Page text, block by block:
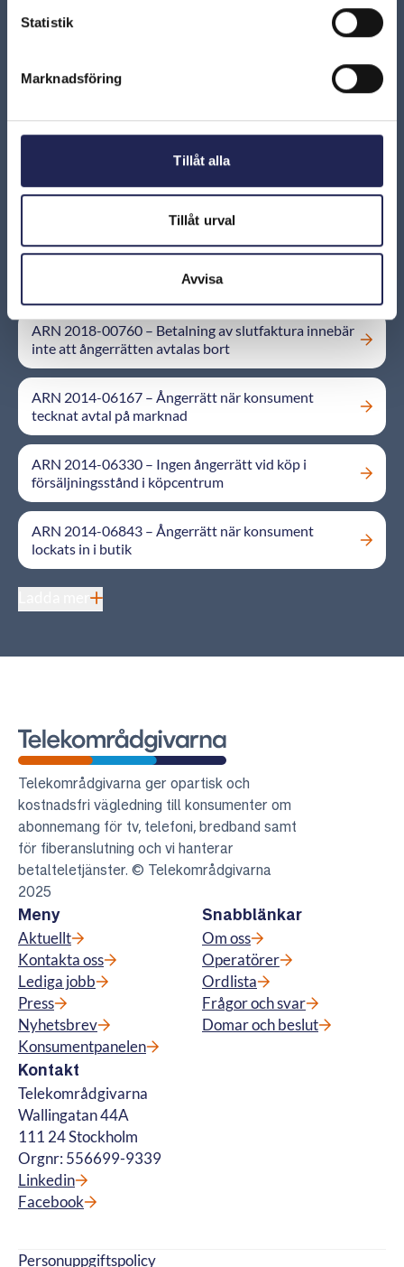
Statistik
Marknadsföring
Tillåt alla
Tillåt urval
Avvisa
Tackat ja till avtal på telefon?
​Nya uppföranderegler ger enskilda firmor ångerrätt
ARN beslut
ARN 2015-02915 – Ångerrätt trots vissa uppgifter
med privatperson via elektronisk signering
ARN 2018-00760 – Betalning av slutfaktura innebär
inte att ångerrätten avtalas bort
ARN 2014-06167 – Ångerrätt när konsument
tecknat avtal på marknad
ARN 2014-06330 – Ingen ångerrätt vid köp i
försäljningsstånd i köpcentrum
ARN 2014-06843 – Ångerrätt när konsument
lockats in i butik
Telekområdgivarna
Telekområdgivarna ger opartisk och
kostnadsfri vägledning till konsumenter om
abonnemang för tv, telefoni, bredband samt
för fiberanslutning och vi hanterar
betalteletjänster. © Telekområdgivarna
2025
Meny
Aktuellt
Kontakta oss
Lediga jobb
Press
Nyhetsbrev
Konsumentpanelen
Snabblänkar
Om oss
Operatörer
Ordlista
Frågor och svar
Domar och beslut
Kontakt
Telekområdgivarna
Wallingatan 44A
111 24 Stockholm
Orgnr: 556699-9339
Linkedin
Facebook
Personuppgiftspolicy